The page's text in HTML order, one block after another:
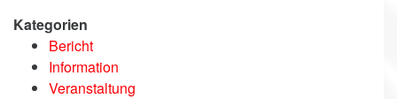
Kategorien
Bericht
Information
Veranstaltung